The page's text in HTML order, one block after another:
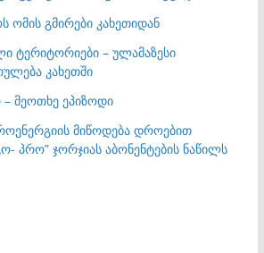
ომის გმირები კახეთიდან
ტერიტორიები – ულამაზესი
კახეთში
– მეოთხე ეპიზოდი
მიწოდება დროებით
პრო” ჯორჯიას აბონენტების ნაწილს